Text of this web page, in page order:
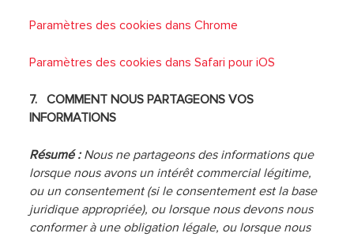
Paramètres des cookies dans Chrome
Paramètres des cookies dans Safari pour iOS
7. COMMENT NOUS PARTAGEONS VOS
INFORMATIONS
Résumé :Nous ne partageons des informations que
lorsque nous avons un intérêt commercial légitime,
ou un consentement (si le consentement est la base
juridique appropriée), ou lorsque nous devons nous
conformer à une obligation légale, ou lorsque nous